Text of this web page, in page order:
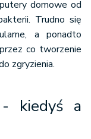
domowe od
Trudno się
a ponadto
co tworzenie
zgryzienia.
kiedyś a